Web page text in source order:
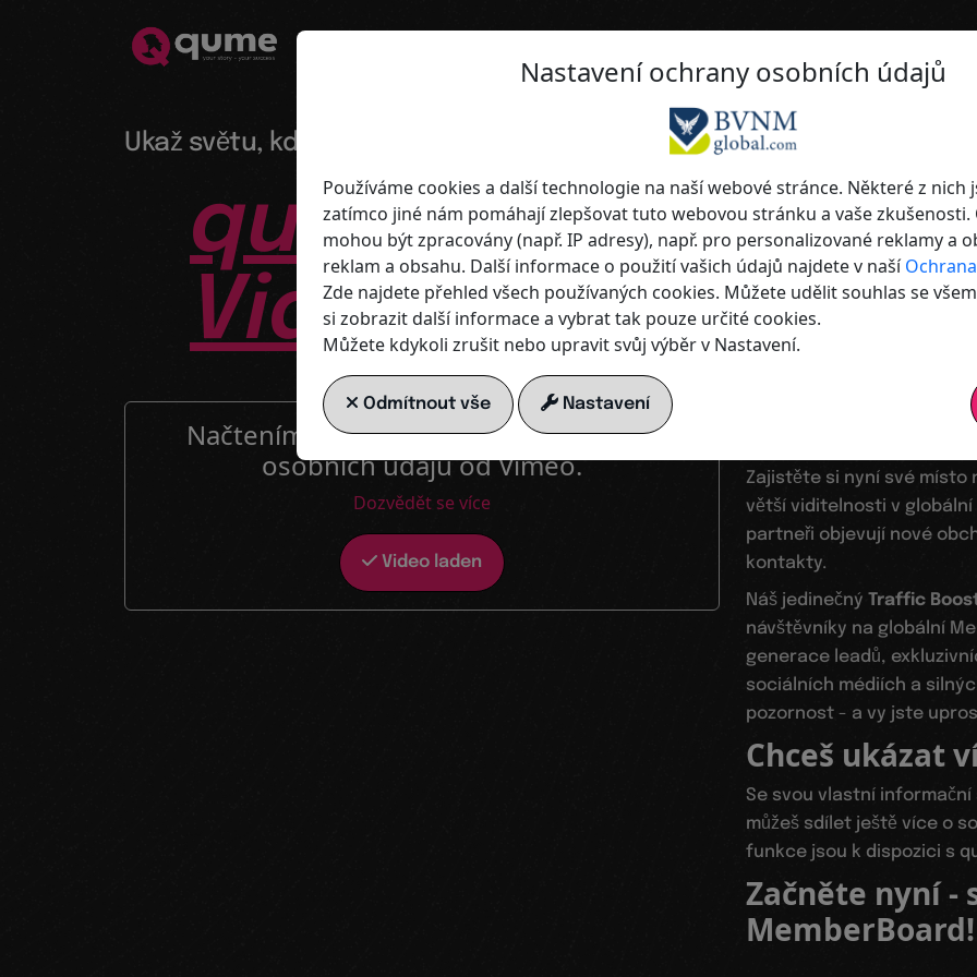
Ukaž světu, kdo jsi - profesionální, moderní, mezinárodní.
qume– Maximální
Viditelnostpro
Načtením videa souhlasíte s ochranou
osobních údajů od Vimeo.
Dozvědět se více
Video laden
Prezentuj se
Zajistěte si nyní své místo
větší viditelnosti v
partneři objevují nové
kontakty.
Náš jedinečný Traffic
návštěvníky na globální
generace leadů,
sociálních médiích a
pozornost - a vy jste
Chceš ukázat
Se svou vlastní
můžeš sdílet ještě více o
funkce jsou k dispozici s
Začněte nyní -
MemberBoard!
Nastavení ochrany osobních údajů
Používáme cookies a další technologie na naší webové stránce. Některé z nich
zatímco jiné nám pomáhají zlepšovat tuto webovou stránku a vaše zkušenosti.
mohou být zpracovány (např. IP adresy), např. pro personalizované reklamy a
reklam a obsahu. Další informace o použití vašich údajů najdete v naší
Zde najdete přehled všech používaných cookies. Můžete udělit souhlas se
si zobrazit další informace a vybrat tak pouze určité cookies.
Můžete kdykoli zrušit nebo upravit svůj výběr v Nastavení.
Odmítnout vše Nastavení